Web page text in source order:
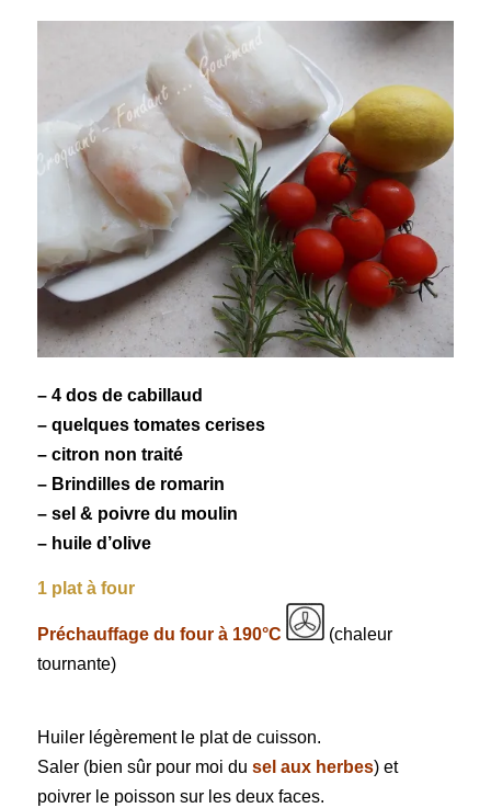
– 4 dos de cabillaud
– quelques tomates cerises
– citron non traité
– Brindilles de romarin
– sel & poivre du moulin
– huile d’olive
1 plat à four
Préchauffage du four à 190°C
(chaleur
tournante)
Huiler légèrement le plat de cuisson.
Saler (bien sûr pour moi du sel aux herbes) et
poivrer le poisson sur les deux faces.